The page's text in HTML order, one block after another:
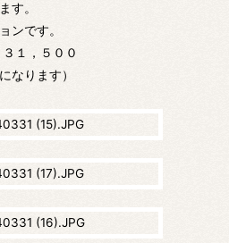
す。
ンです。
１，５００
なります）